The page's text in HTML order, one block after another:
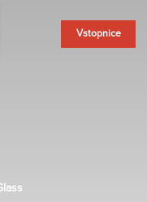
Vstopnice